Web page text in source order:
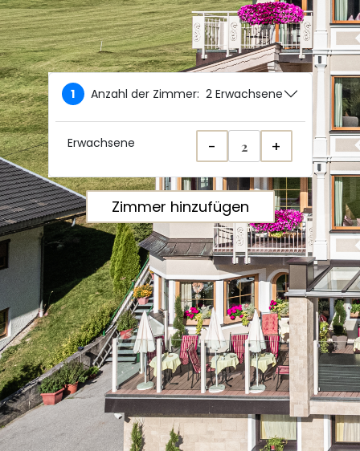
1 Anzahl der Zimmer: 2 Erwachsene
Erwachsene - +
Zimmer hinzufügen